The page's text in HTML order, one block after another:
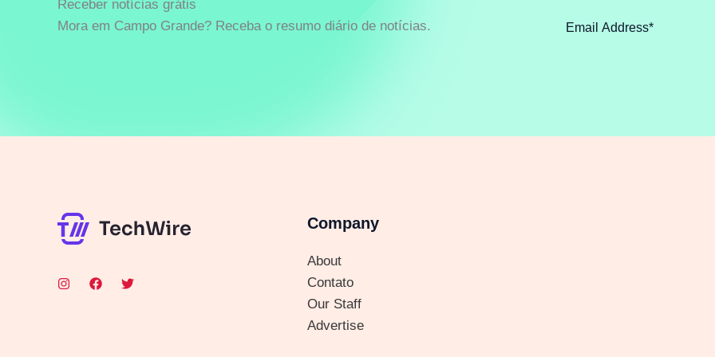
Receber notícias grátis
Mora em Campo Grande? Receba o resumo diário de notícias.
Company
About
Contato
Our Staff
Advertise